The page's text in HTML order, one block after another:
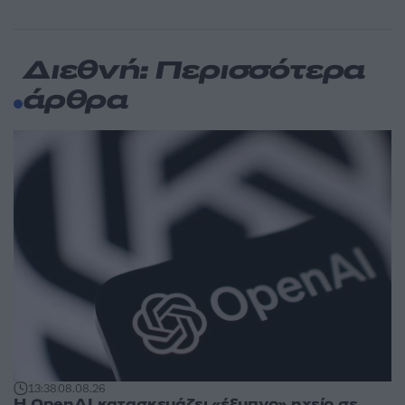
Διεθνή: Περισσότερα
άρθρα
13:3808.08.26